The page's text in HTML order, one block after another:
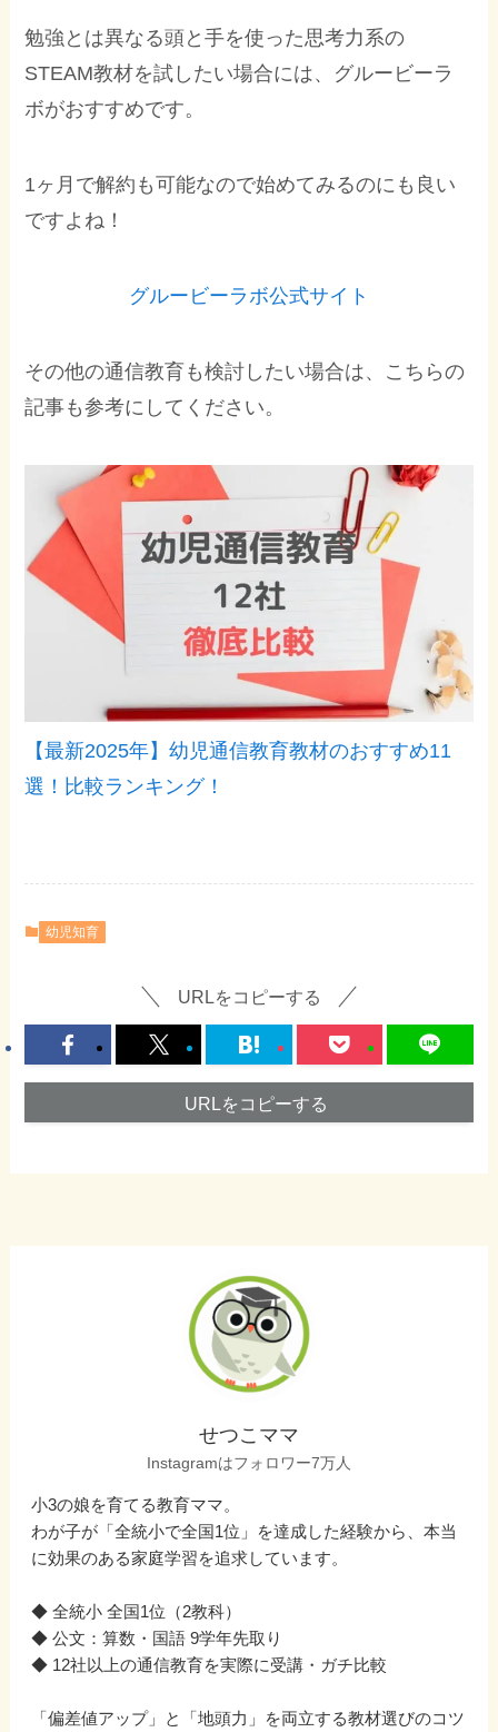
勉強とは異なる頭と手を使った思考力系の
STEAM教材を試したい場合には、グルービーラ
ボがおすすめです。
1ヶ月で解約も可能なので始めてみるのにも良い
ですよね！
グルービーラボ公式サイト
その他の通信教育も検討したい場合は、こちらの
記事も参考にしてください。
【最新2025年】幼児通信教育教材のおすすめ11
選！比較ランキング！
幼児知育
URLをコピーする
URLをコピーする
せつこママ
Instagramはフォロワー7万人
小3の娘を育てる教育ママ。
わが子が「全統小で全国1位」を達成した経験から、本当
に効果のある家庭学習を追求しています。
◆ 全統小 全国1位（2教科）
◆ 公文：算数・国語 9学年先取り
◆ 12社以上の通信教育を実際に受講・ガチ比較
「偏差値アップ」と「地頭力」を両立する教材選びのコツ